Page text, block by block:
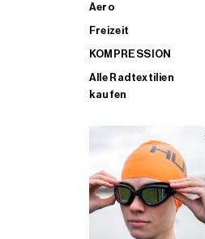
Aero
Freizeit
KOMPRESSION
Alle Radtextilien
kaufen